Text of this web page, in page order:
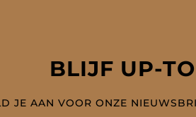
BLIJF UP-
JE AAN VOOR ONZE